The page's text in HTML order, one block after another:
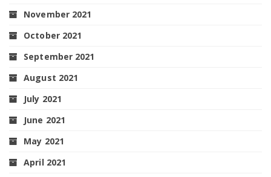
November 2021
October 2021
September 2021
August 2021
July 2021
June 2021
May 2021
April 2021